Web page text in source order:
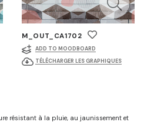
M_OUT_CA1702
ADD TO MOODBOARD
TÉLÉCHARGER LES GRAPHIQUES
résistant à la pluie, au jaunissement et